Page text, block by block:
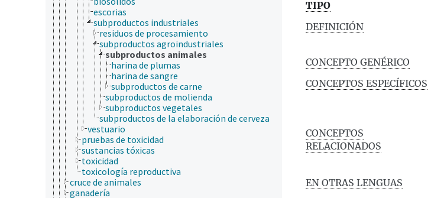
escorias
subproductos industriales
residuos de procesamiento
subproductos agroindustriales
subproductos animales
harina de plumas
harina de sangre
subproductos de carne
subproductos de molienda
subproductos vegetales
subproductos de la elaboración de cerveza
vestuario
pruebas de toxicidad
sustancias tóxicas
toxicidad
toxicología reproductiva
cruce de animales
ganadería
TIPO
DEFINICIÓN
CONCEPTO GENÉRICO
CONCEPTOS ESPECÍFICOS
CONCEPTOS
RELACIONADOS
EN OTRAS LENGUAS